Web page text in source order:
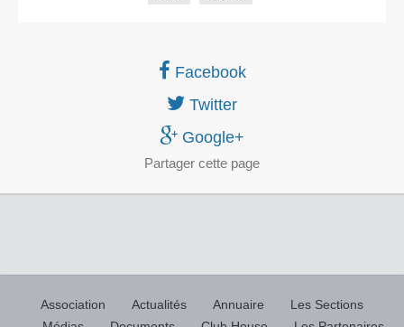
Facebook
Twitter
Google+
Partager cette page
Association Actualités Annuaire
Les Sections